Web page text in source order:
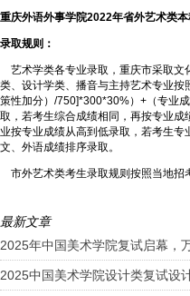
重庆外语外事学院2022年省外艺术类
录取规则：
艺术学类各专业录取，重庆市采取文
类、设计学类、播音与主持艺术专业按
策性加分）/750]*300*30%）+（专业
取，若考生综合成绩相同，再按专业
业按专业成绩从高到低录取，若考生
文、外语成绩排序录取。
市外艺术类考生录取规则按照当地招
最新文章
2025年中国美术学院复试启幕，
2025中国美术学院设计类复试设